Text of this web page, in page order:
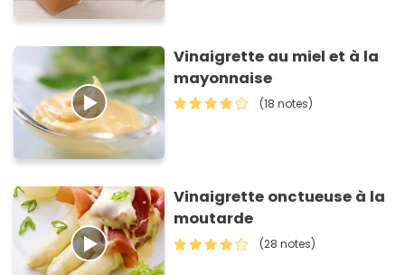
Vinaigrette au miel et à la
mayonnaise
(18 notes)
Vinaigrette onctueuse à la
moutarde
(28 notes)